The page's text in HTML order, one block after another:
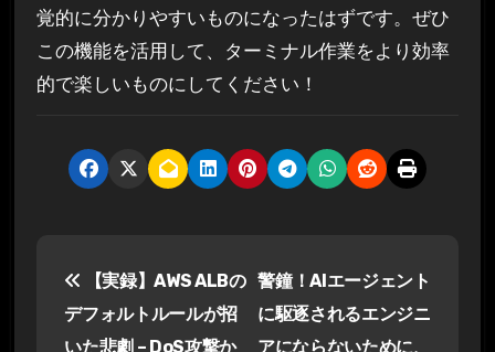
覚的に分かりやすいものになったはずです。ぜひ
この機能を活用して、ターミナル作業をより効率
的で楽しいものにしてください！
稿
【実録】AWS ALBの
デフォルトルールが招
いた悲劇 – DoS攻撃か
警鐘！AIエージェント
に駆逐されるエンジニ
アにならないために、